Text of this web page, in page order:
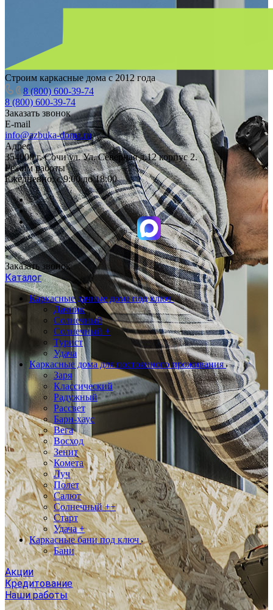
Строим каркасные дома с 2012 года
8 (800) 600-39-74
8 (800) 600-39-74
Заказать звонок
E-mail
info@azbuka-doma.ru
Адрес
354000 г. Сочи ул. Ул. Северная д.12 корпус 2.
Режим работы
Ежедневно: с 9:00 до 18:00
Заказать звонок
Каталог
Каркасные дачные дома под ключ
Дачник
Солнечный
Солнечный +
Турист
Удача
Каркасные дома для постоянного проживания
Заря
Классический
Радужный
Рассвет
Барн-хаус
Вега
Восход
Зенит
Комета
Луч
Полет
Салют
Солнечный ++
Старт
Удача +
Каркасные бани под ключ
Бани
Акции
Кредитование
Наши работы